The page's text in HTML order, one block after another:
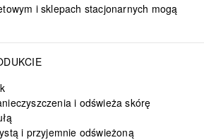
i sklepach stacjonarnych mogą
i odświeża skórę
i przyjemnie odświeżoną